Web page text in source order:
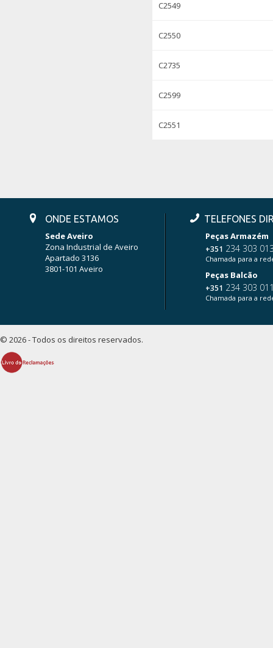
C2549
C2550
C2735
C2599
C2551
ONDE ESTAMOS
Sede Aveiro
Zona Industrial de Aveiro
Apartado 3136
3801-101 Aveiro
TELEFONES
Peças Armazém
+351 234 303
Chamada para a
Peças Balcão
+351 234 303
Chamada para a
© 2026 - Todos os direitos reservados.